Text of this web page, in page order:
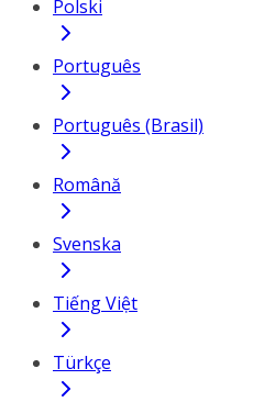
Polski
Português
Português (Brasil)
Română
Svenska
Tiếng Việt
Türkçe